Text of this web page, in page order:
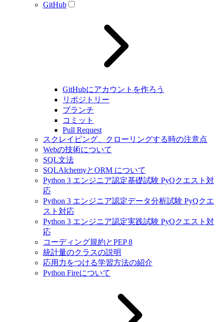
GitHub
GitHubにアカウントを作ろう
リポジトリー
ブランチ
コミット
Pull Request
スクレイピング、クローリングする時の注意点
Webの技術について
SQL文法
SQLAlchemyとORM について
Python 3 エンジニア認定基礎試験 PyQクエスト対
応
Python 3 エンジニア認定データ分析試験 PyQクエ
スト対応
Python 3 エンジニア認定実践試験 PyQクエスト対
応
コーディング規約とPEP 8
統計量のクラスの説明
応用力をつける学習方法の紹介
Python Fireについて